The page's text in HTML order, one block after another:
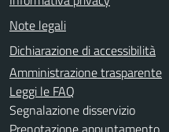
Note legali
Dichiarazione di accessibilità
Amministrazione trasparente
Leggi le FAQ
Segnalazione disservizio